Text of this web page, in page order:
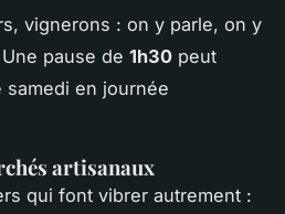
vignerons : on y parle, on y
pause de 1h30 peut
en journée
artisanaux
qui font vibrer autrement :